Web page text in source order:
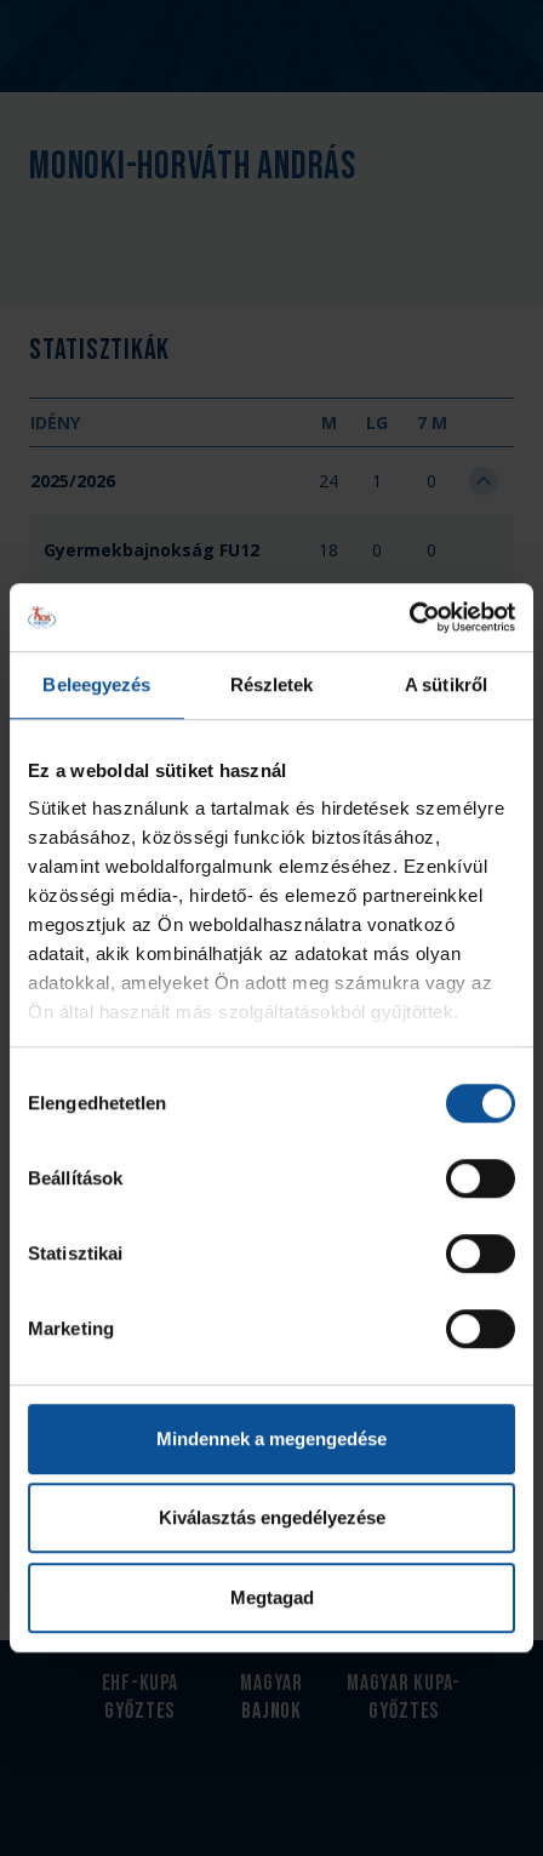
Beleegyezés Részletek A sütikről
Ez a weboldal sütiket használ
Sütiket használunk a tartalmak és hirdetések személyre
szabásához, közösségi funkciók biztosításához,
valamint weboldalforgalmunk elemzéséhez. Ezenkívül
közösségi média-, hirdető- és elemező partnereinkkel
megosztjuk az Ön weboldalhasználatra vonatkozó
adatait, akik kombinálhatják az adatokat más olyan
adatokkal, amelyeket Ön adott meg számukra vagy az
Ön által használt más szolgáltatásokból gyűjtöttek.
kiválasztása
Elengedhetetlen
Beállítások
Statisztikai
Marketing
Mindennek a megengedése
Kiválasztás engedélyezése
Megtagad
Monoki-Horváth András
Statisztikák
IDÉNY M LG 7 M
2025/2026 24 1 0
Gyermekbajnokság FU12 18 0 0
XIII. OrosCup - U12 0
2024/2025 0
EHF-Kupa
győztes
Magyar
bajnok
Magyar kupa-
győztes